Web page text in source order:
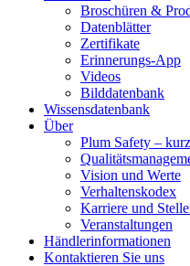
Broschüren &
Datenblätter
Zertifikate
Erinnerungs-App
Videos
Bilddatenbank
Wissensdatenbank
Über
Plum Safety –
Vision und Werte
Verhaltenskodex
Karriere und
Veranstaltungen
Händlerinformationen
Kontaktieren Sie uns